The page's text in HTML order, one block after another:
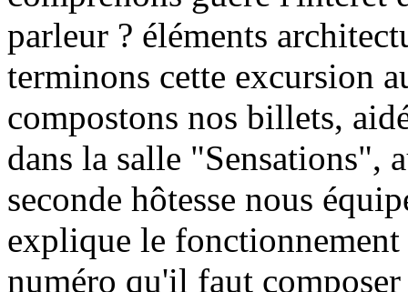
parleur ? éléments
terminons cette excursion
compostons nos billets,
dans la salle "Sensations",
seconde hôtesse nous
explique le
numéro qu'il faut